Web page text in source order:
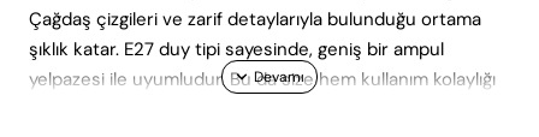
Çağdaş çizgileri ve zarif detaylarıyla bulunduğu ortama
şıklık katar. E27 duy tipi sayesinde, geniş bir ampul
yelpazesi ile uyumludur. Bu da size hem kullanım kolaylığı